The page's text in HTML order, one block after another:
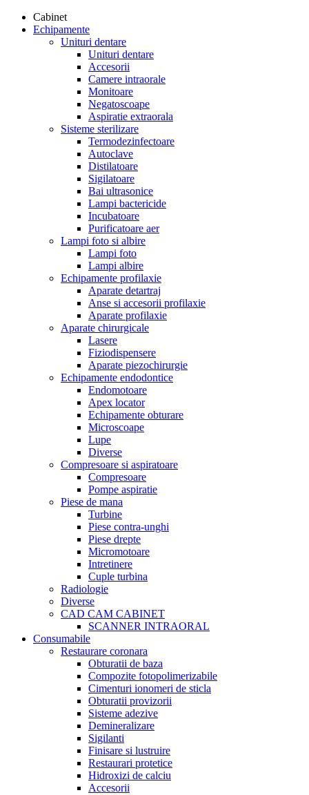
Cabinet
Echipamente
Unituri dentare
Unituri dentare
Accesorii
Camere intraorale
Monitoare
Negatoscoape
Aspiratie extraorala
Sisteme sterilizare
Termodezinfectoare
Autoclave
Distilatoare
Sigilatoare
Bai ultrasonice
Lampi bactericide
Incubatoare
Purificatoare aer
Lampi foto si albire
Lampi foto
Lampi albire
Echipamente profilaxie
Aparate detartraj
Anse si accesorii profilaxie
Aparate profilaxie
Aparate chirurgicale
Lasere
Fiziodispensere
Aparate piezochirurgie
Echipamente endodontice
Endomotoare
Apex locator
Echipamente obturare
Microscoape
Lupe
Diverse
Compresoare si aspiratoare
Compresoare
Pompe aspiratie
Piese de mana
Turbine
Piese contra-unghi
Piese drepte
Micromotoare
Intretinere
Cuple turbina
Radiologie
Diverse
CAD CAM CABINET
SCANNER INTRAORAL
Consumabile
Restaurare coronara
Obturatii de baza
Compozite fotopolimerizabile
Cimenturi ionomeri de sticla
Obturatii provizorii
Sisteme adezive
Demineralizare
Sigilanti
Finisare si lustruire
Restaurari protetice
Hidroxizi de calciu
Accesorii